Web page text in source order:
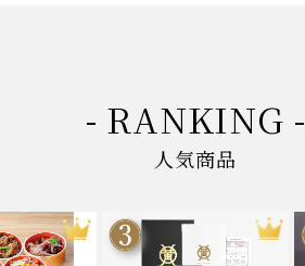
- RANKING -
人気商品